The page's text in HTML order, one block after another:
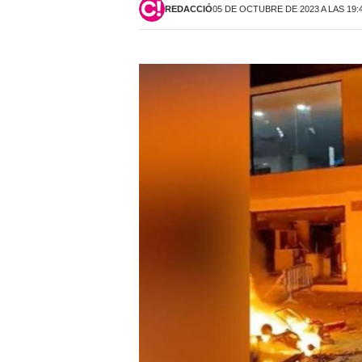
REDACCIÓ05 DE OCTUBRE DE 2023 A LAS